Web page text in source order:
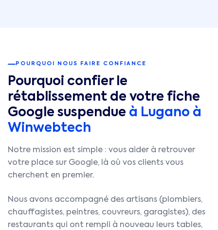
POURQUOI NOUS FAIRE CONFIANCE
Pourquoi confier le
rétablissement de votre fiche
Google suspendue à Lugano à
Winwebtech
Notre mission est simple : vous aider à retrouver
votre place sur Google, là où vos clients vous
cherchent en premier.
Nous avons accompagné des artisans (plombiers,
chauffagistes, peintres, couvreurs, garagistes), des
restaurants qui ont rempli à nouveau leurs tables,